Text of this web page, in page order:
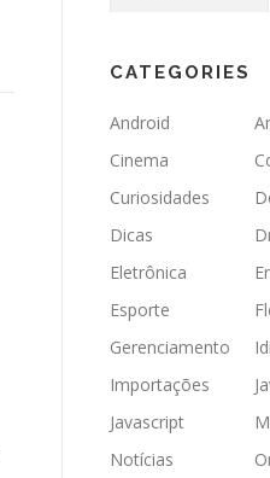
CATEGORIES
Android
Cinema
Curiosidades
Dicas
Eletrônica
Esporte
Gerenciamento
Importações
Javascript
Notícias